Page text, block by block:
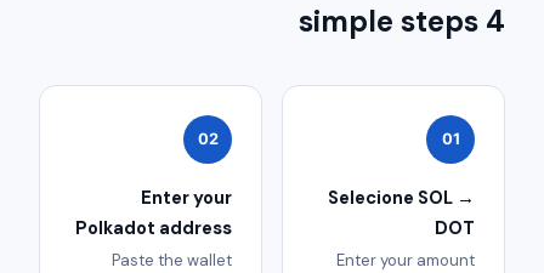
4 simple steps
01
Selecione SOL →
DOT
Enter your amount
02
Enter your
Polkadot address
Paste the wallet